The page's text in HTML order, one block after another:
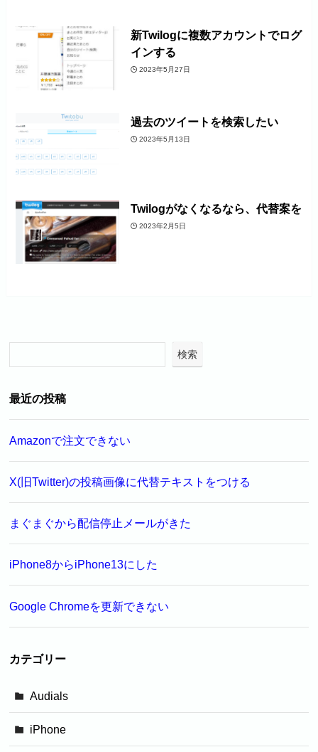
新Twilogに複数アカウントでログ
インする
2023年5月27日
過去のツイートを検索したい
2023年5月13日
Twilogがなくなるなら、代替案を
2023年2月5日
検索
最近の投稿
Amazonで注文できない
X(旧Twitter)の投稿画像に代替テキストをつける
まぐまぐから配信停止メールがきた
iPhone8からiPhone13にした
Google Chromeを更新できない
カテゴリー
Audials
iPhone